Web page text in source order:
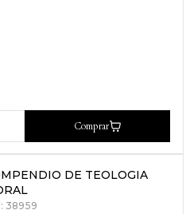
Comprar
DE TEOLOGIA
38959